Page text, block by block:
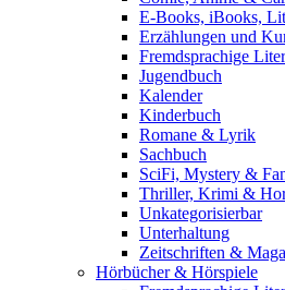
E-Books, iBooks,
Erzählungen und
Fremdsprachige
Jugendbuch
Kalender
Kinderbuch
Romane & Lyrik
Sachbuch
SciFi, Mystery &
Thriller, Krimi &
Unkategorisierbar
Unterhaltung
Zeitschriften &
Hörbücher & Hörspiele